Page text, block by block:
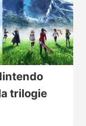
trilogie